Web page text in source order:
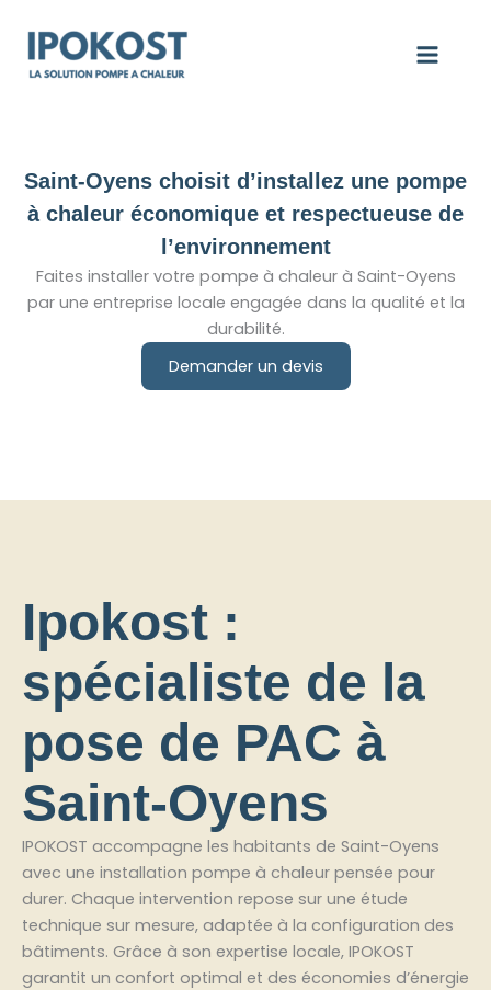
contenu
Saint-Oyens choisit d’installez une pompe
à chaleur économique et respectueuse de
l’environnement
Faites installer votre pompe à chaleur à Saint-Oyens
par une entreprise locale engagée dans la qualité et la
durabilité.
Demander un devis
Ipokost :
spécialiste de la
pose de PAC à
Saint-Oyens
IPOKOST accompagne les habitants de Saint-Oyens
avec une installation pompe à chaleur pensée pour
durer. Chaque intervention repose sur une étude
technique sur mesure, adaptée à la configuration des
bâtiments. Grâce à son expertise locale, IPOKOST
garantit un confort optimal et des économies d’énergie